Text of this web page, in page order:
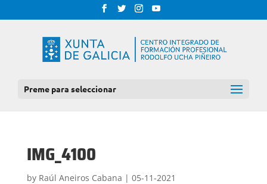
Preme para seleccionar
IMG_4100
by Raúl Aneiros Cabana | 05-11-2021